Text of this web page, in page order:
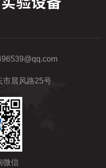
市晨风路25号
微信